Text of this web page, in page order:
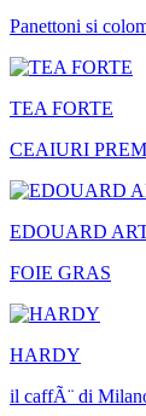
Panettoni si
TEA FORTE
CEAIURI
EDOUARD
FOIE GRAS
HARDY
il caffÃ¨ di